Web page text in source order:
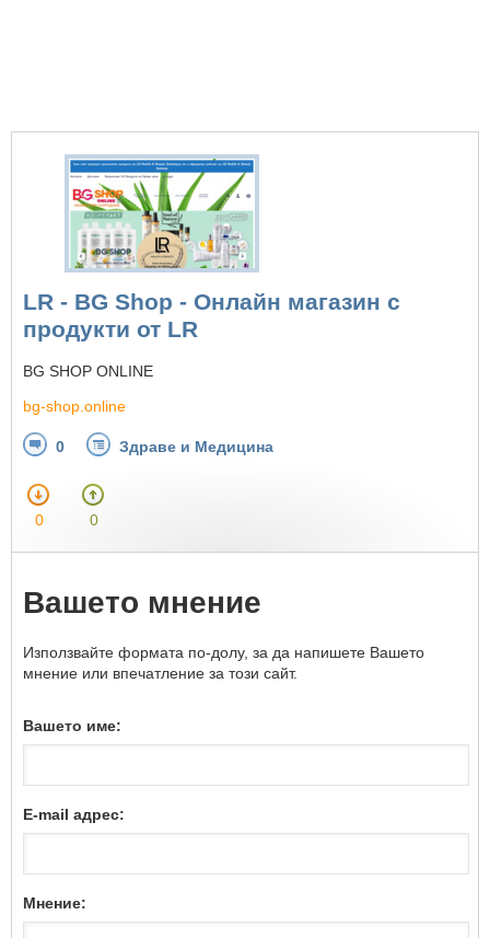
LR - BG Shop - Онлайн магазин с
продукти от LR
BG SHOP ONLINE
bg-shop.online
0 Здраве и Медицина
0 0
Вашето мнение
Използвайте формата по-долу, за да напишете Вашето
мнение или впечатление за този сайт.
Вашето име:
E-mail адрес:
Мнение: